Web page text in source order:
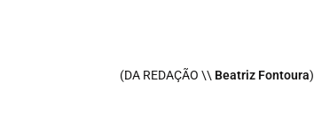
(DA REDAÇÃO \\ Beatriz Fontoura)